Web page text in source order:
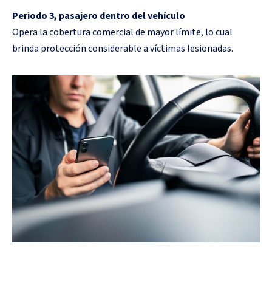
Periodo 3, pasajero dentro del vehículo
Opera la cobertura comercial de mayor límite, lo cual
brinda protección considerable a víctimas lesionadas.